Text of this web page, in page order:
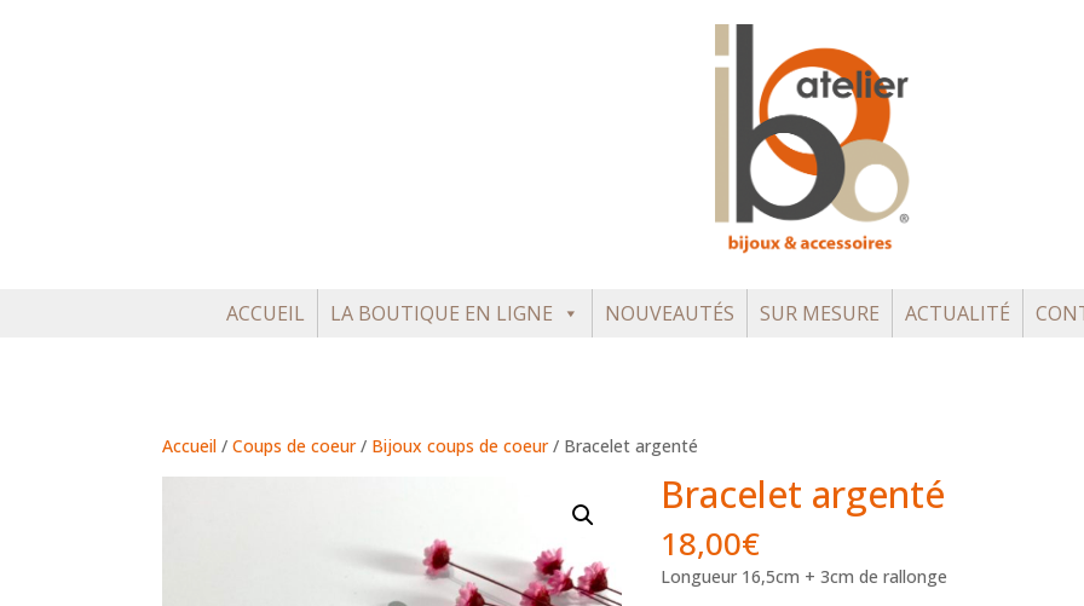
ACCUEIL LA BOUTIQUE EN LIGNE NOUVEAUTÉS SUR MESURE ACTUALITÉ
Accueil /Coups de coeur/ Bijoux coups de coeur/ Bracelet argenté
Bracelet argenté
18,00€
Longueur 16,5cm + 3cm de rallonge